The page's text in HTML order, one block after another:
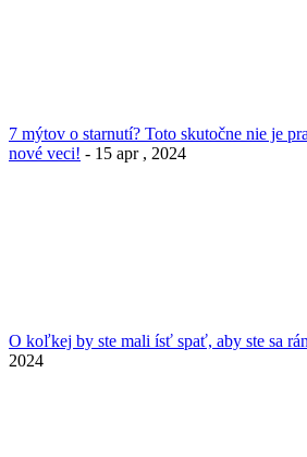
7 mýtov o starnutí? Toto skutočne nie je
nové veci! - 15 apr , 2024
O koľkej by ste mali ísť spať, aby ste sa
2024